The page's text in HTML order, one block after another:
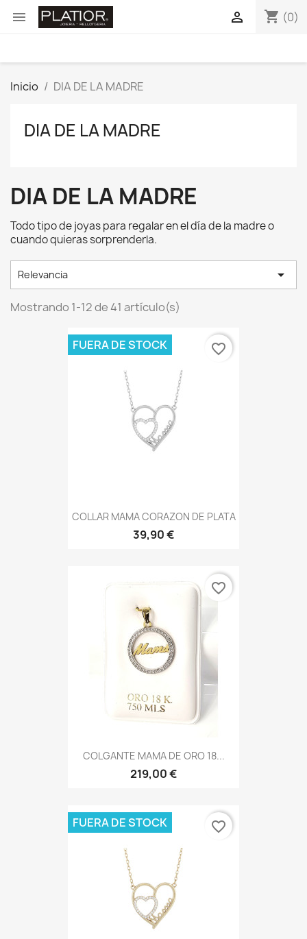
 shopping_cart (0)

Inicio DIA DE LA MADRE
DIA DE LA MADRE
DIA DE LA MADRE
Todo tipo de joyas para regalar en el día de la madre o
cuando quieras sorprenderla.
Relevancia 
Mostrando 1-12 de 41 artículo(s)
COLLAR MAMA CORAZON DE PLATA
39,90 €
FUERA DE STOCK favorite_border
COLGANTE MAMA DE ORO 18...
219,00 €
favorite_border
FUERA DE STOCK favorite_border